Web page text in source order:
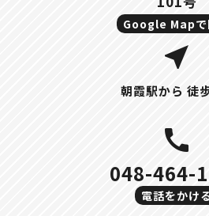
Google Mapで
near_me
朝霞駅から 徒
call
048-464-
電話をかけ